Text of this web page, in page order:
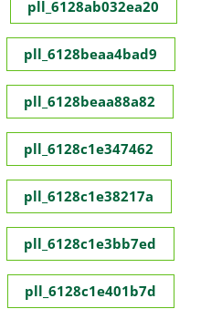
pll_6128ab032ea20
pll_6128beaa4bad9
pll_6128beaa88a82
pll_6128c1e347462
pll_6128c1e38217a
pll_6128c1e3bb7ed
pll_6128c1e401b7d